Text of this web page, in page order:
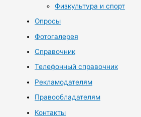
Физкультура и спорт
Опросы
Фотогалерея
Справочник
Телефонный справочник
Рекламодателям
Правообладателям
Контакты